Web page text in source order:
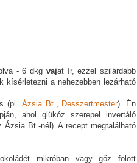
- 6 dkg vajat ír, ezzel szilárdabb
kísérletezni a nehezebben lezárható
(pl. Ázsia Bt., Desszertmester). Én
ahol glükóz szerepel invertáló
Bt.-nél). A recept megtalálható
mikróban vagy gőz fölött